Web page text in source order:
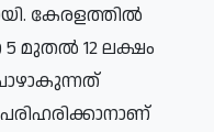
കേരളത്തില്‍
5 മുതല്‍ 12 ലക്ഷം